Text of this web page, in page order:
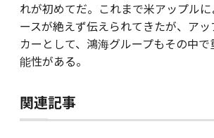
れが初めてだ。これまで米アップル
ースが絶えず伝えられてきたが、ア
カーとして、鴻海グループもその中
能性がある。
関連記事